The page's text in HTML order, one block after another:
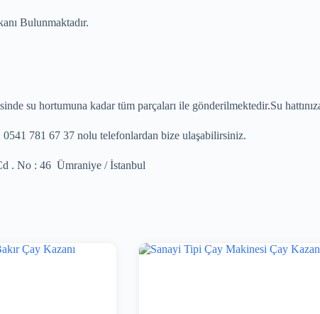
Bulunmaktadır.
su hortumuna kadar tüm parçaları ile gönderilmektedir.Su
781 67 37 nolu telefonlardan bize ulaşabilirsiniz.
. No : 46 Ümraniye / İstanbul